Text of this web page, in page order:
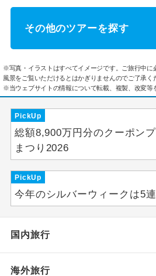
その他のツアーを探す
※写真・イラストはすべてイメージです。ご旅行中に
風景をご覧いただけるとはかぎりませんのでご了承く
※当ウェブサイトの情報について転載、複製、改変等
PickUp
総額8,900万円分のクーポン
まつり2026
PickUp
今年のシルバーウィークは5連
国内旅行
海外旅行